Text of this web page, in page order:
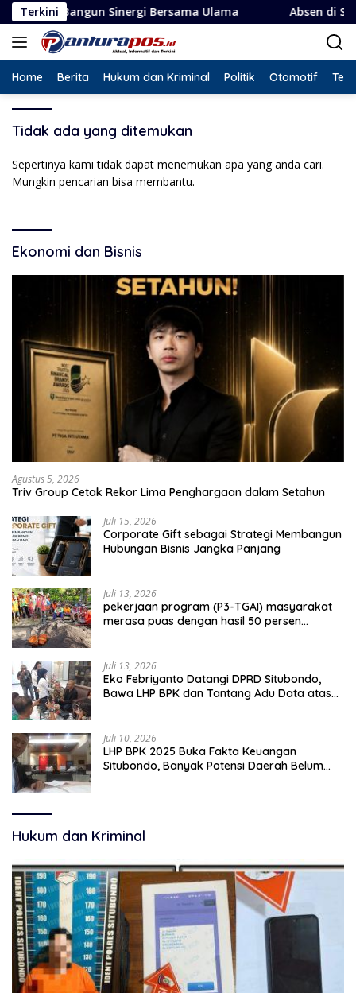
Langsung
ke
konten
TerkiniSinergi Bersama Ulama Absen di Sidak
Home Berita Hukum dan Kriminal Politik Otomotif
Tidak ada yang ditemukan
Sepertinya kami tidak dapat menemukan apa yang anda cari.
Mungkin pencarian bisa membantu.
Ekonomi dan Bisnis
Agustus 5, 2026
Triv Group Cetak Rekor Lima Penghargaan dalam Setahun
Juli 15, 2026
Corporate Gift sebagai Strategi Membangun
Hubungan Bisnis Jangka Panjang
Juli 13, 2026
pekerjaan program (P3-TGAI) masyarakat
merasa puas dengan hasil 50 persen
Juli 13, 2026
Eko Febriyanto Datangi DPRD Situbondo,
Bawa LHP BPK dan Tantang Adu Data atas
Juli 10, 2026
LHP BPK 2025 Buka Fakta Keuangan
Situbondo, Banyak Potensi Daerah Belum
Hukum dan Kriminal